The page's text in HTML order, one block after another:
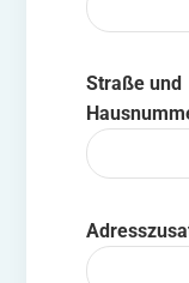
Straße und